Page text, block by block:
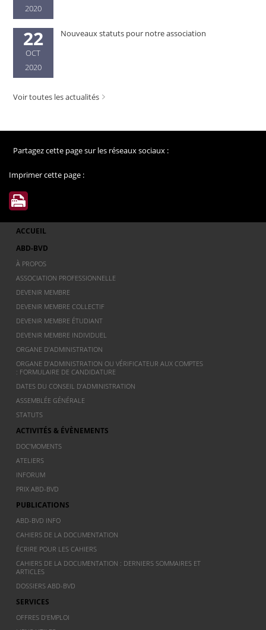
2020
22
OCT
2020
Nouveaux statuts pour notre association
Voir toutes les actualités
Partagez cette page sur les réseaux sociaux :
Imprimer cette page :
ACCUEIL
ABD-BVD
À PROPOS
ASSOCIATION PROFESSIONNELLE
DEVENIR MEMBRE
DEVENIR MEMBRE COLLECTIF
DEVENIR MEMBRE ÉTUDIANT
DEVENIR MEMBRE INDIVIDUEL
ORGANE D’ADMINISTRATION
ORGANE D’ADMINISTRATION OU VÉRIFICATEUR AUX COMPTES
: FORMULAIRE DE CANDIDATURE
DATES DU CONSEIL D’ADMINISTRATION
ASSEMBLÉE GÉNÉRALE
STATUTS
ACTIVITÉS & ÉVÈNEMENTS
DOC’MOMENTS
ATELIERS
INFORUM
PRIX ABD-BVD
PUBLICATIONS
ABD-BVD INFO
CAHIERS DE LA DOCUMENTATION
ÉCRIRE POUR LES CAHIERS
CAHIERS DE LA DOCUMENTATION : DERNIERS SOMMAIRES ET
ARTICLES
DOSSIERS ABD-BVD
SERVICES
OFFRES D’EMPLOI